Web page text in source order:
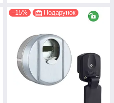
–15% Подарунок